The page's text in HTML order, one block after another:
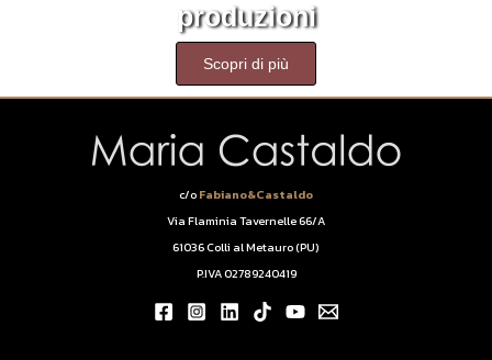
produzioni
Scopri di più
c/oFabiano&Castaldo
Via Flaminia Tavernelle 66/A
61036 Colli al Metauro (PU)
P.IVA 02789240419